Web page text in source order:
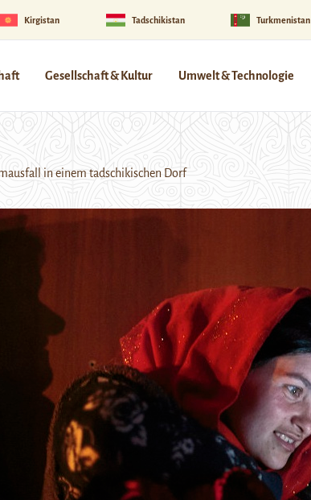
Kirgistan Tadschikistan Turkmenistan
Gesellschaft & Kultur Umwelt & Technologie
in einem tadschikischen Dorf